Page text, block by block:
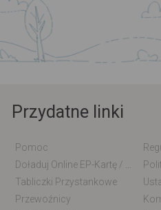
Przydatne linki
Pomoc
Tabliczki Przystankowe
Przewoźnicy